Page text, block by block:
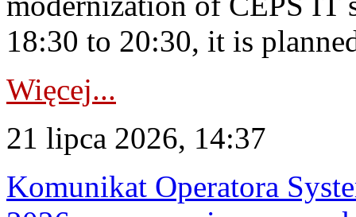
18:30 to 20:30, it is
Więcej...
21 lipca 2026, 14:37
Komunikat Operatora